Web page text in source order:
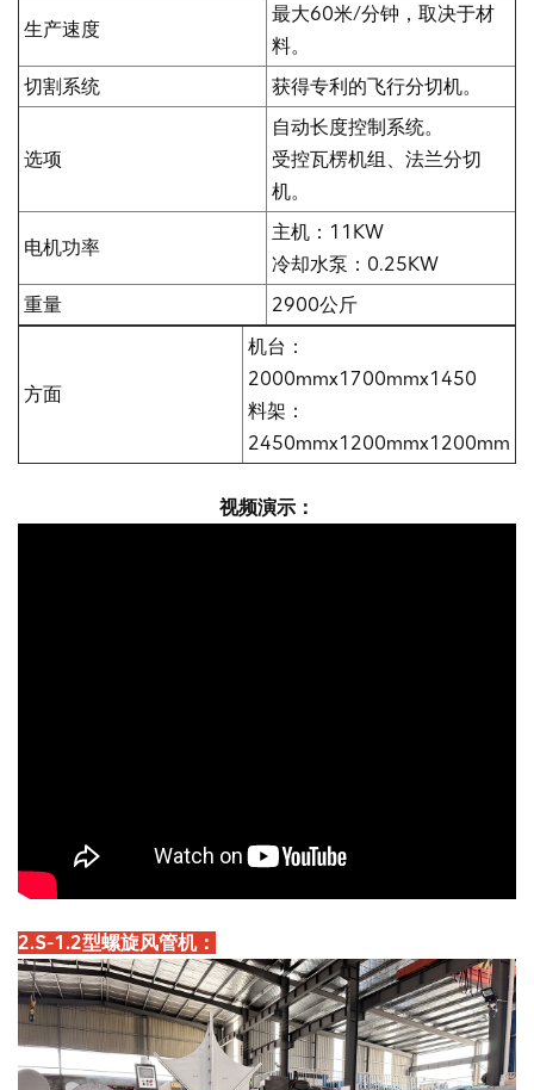
生产速度
最大60米/分钟，取决于材
料。
切割系统
获得专利的飞行分切机。
选项
自动长度控制系统。
受控瓦楞机组、法兰分切
机。
电机功率
主机：11KW
冷却水泵：0.25KW
重量
2900公斤
方面
机台：
2000mmx1700mmx1450
料架：
2450mmx1200mmx1200mm
视频演示：
2.S-1.2型螺旋风管机：